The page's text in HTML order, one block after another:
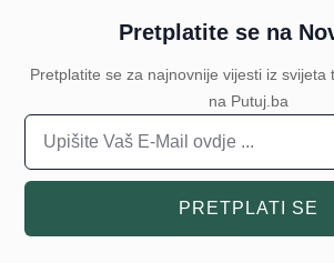
Pretplatite se na
Pretplatite se za najnovnije vijesti iz svijeta
na Putuj.ba
PRETPLATI SE